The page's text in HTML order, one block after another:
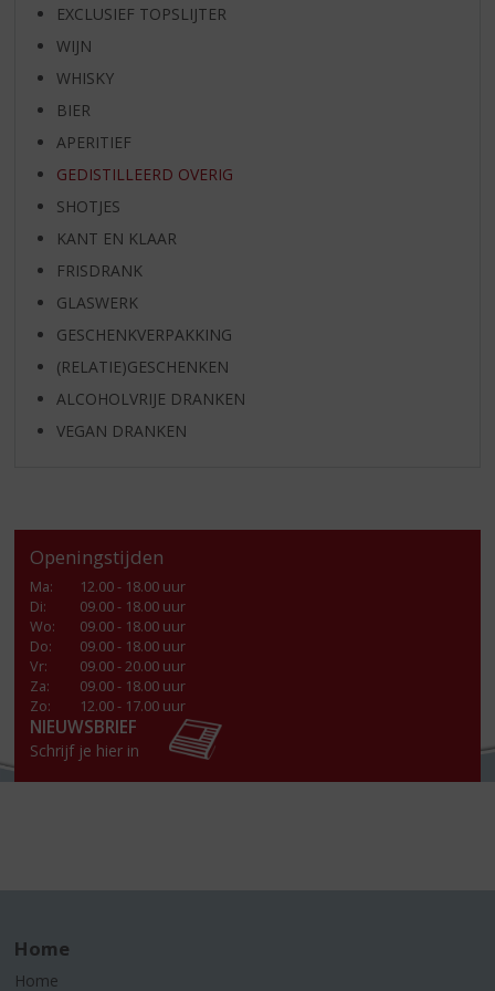
EXCLUSIEF TOPSLIJTER
WIJN
WHISKY
BIER
APERITIEF
GEDISTILLEERD OVERIG
SHOTJES
KANT EN KLAAR
FRISDRANK
GLASWERK
GESCHENKVERPAKKING
(RELATIE)GESCHENKEN
ALCOHOLVRIJE DRANKEN
VEGAN DRANKEN
Openingstijden
Ma:
12.00 - 18.00 uur
Di:
09.00 - 18.00 uur
Wo:
09.00 - 18.00 uur
Do:
09.00 - 18.00 uur
Vr:
09.00 - 20.00 uur
Za:
09.00 - 18.00 uur
Zo:
12.00 - 17.00 uur
NIEUWSBRIEF
Schrijf je hier in
Home
Home